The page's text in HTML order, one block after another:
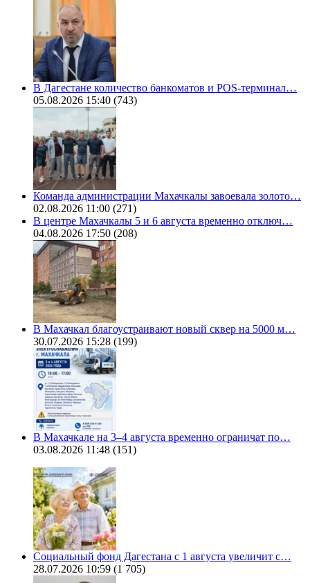
В Дагестане количество банкоматов и POS-терминал…
05.08.2026 15:40 (743)
Команда администрации Махачкалы завоевала золото…
02.08.2026 11:00 (271)
В центре Махачкалы 5 и 6 августа временно отключ…
04.08.2026 17:50 (208)
В Махачкал благоустраивают новый сквер на 5000 м…
30.07.2026 15:28 (199)
В Махачкале на 3–4 августа временно ограничат по…
03.08.2026 11:48 (151)
Социальный фонд Дагестана с 1 августа увеличит с…
28.07.2026 10:59 (1 705)